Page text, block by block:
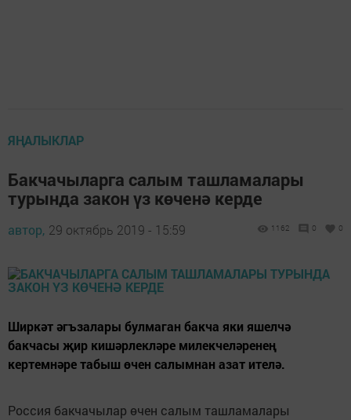
ЯҢАЛЫКЛАР
Бакчачыларга салым ташламалары
турында закон үз көченә керде
автор, 29 октябрь 2019 - 15:59 1162 0 0
Ширкәт әгъзалары булмаган бакча яки яшелчә
бакчасы җир кишәрлекләре милекчеләренең
кертемнәре табыш өчен салымнан азат ителә.
Россия бакчачылар өчен салым ташламалары